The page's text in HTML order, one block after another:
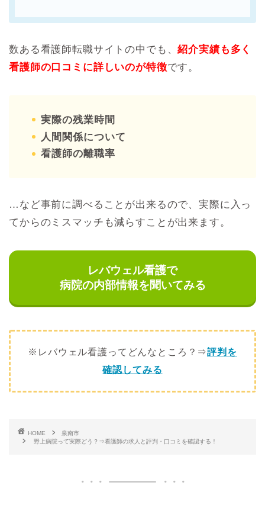
数ある看護師転職サイトの中でも、紹介実績も多く
看護師の口コミに詳しいのが特徴です。
実際の残業時間
人間関係について
看護師の離職率
…など事前に調べることが出来るので、実際に入っ
てからのミスマッチも減らすことが出来ます。
レバウェル看護で
病院の内部情報を聞いてみる
※レバウェル看護ってどんなところ？⇒評判を
確認してみる
HOME
泉南市
野上病院って実際どう？⇒看護師の求人と評判・口コミを確認する！